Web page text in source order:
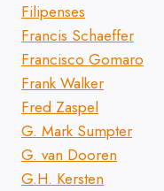
Filipenses
Francis Schaeffer
Francisco Gomaro
Frank Walker
Fred Zaspel
G. Mark Sumpter
G. van Dooren
G.H. Kersten